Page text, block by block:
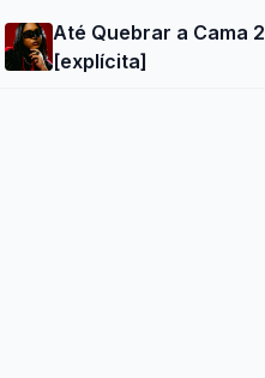
Até Quebrar a Cama
[explícita]